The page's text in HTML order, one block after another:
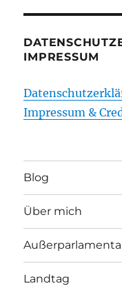
IMPRESSUM
Impressum &
Blog
Über mich
Landtag